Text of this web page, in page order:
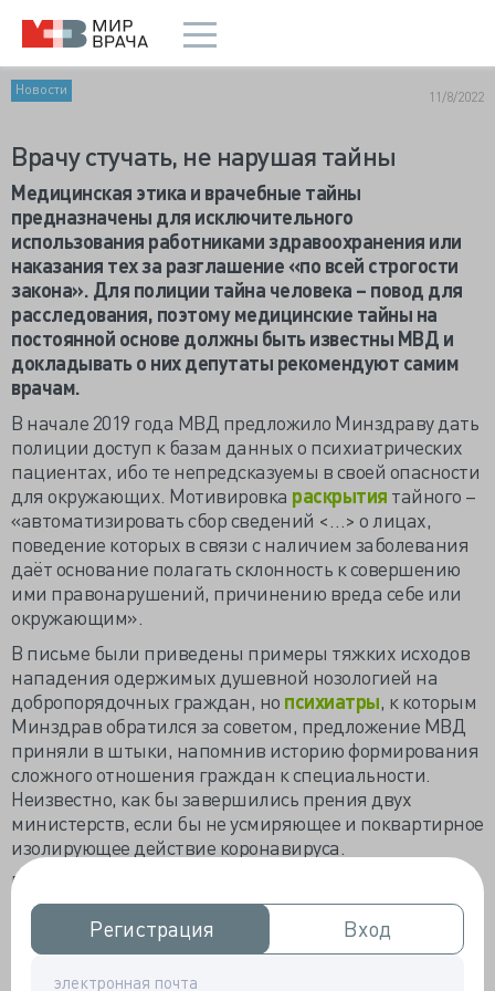
Регистрация
Регистрация Вход
Вход
Новости 11/8/2022
Врачу стучать, не нарушая тайны
Медицинская этика и врачебные тайны
предназначены для исключительного
использования работниками здравоохранения или
наказания тех за разглашение «по всей строгости
закона». Для полиции тайна человека – повод для
расследования, поэтому медицинские тайны на
постоянной основе должны быть известны МВД и
докладывать о них депутаты рекомендуют самим
врачам.
В начале 2019 года МВД предложило Минздраву дать
полиции доступ к базам данных о психиатрических
пациентах, ибо те непредсказуемы в своей опасности
для окружающих. Мотивировка раскрытия тайного –
«автоматизировать сбор сведений <…> о лицах,
поведение которых в связи с наличием заболевания
даёт основание полагать склонность к совершению
ими правонарушений, причинению вреда себе или
окружающим».
В письме были приведены примеры тяжких исходов
нападения одержимых душевной нозологией на
добропорядочных граждан, но психиатры, к которым
Минздрав обратился за советом, предложение МВД
приняли в штыки, напомнив историю формирования
сложного отношения граждан к специальности.
Неизвестно, как бы завершились прения двух
министерств, если бы не усмиряющее и поквартирное
изолирующее действие коронавируса.
После ижевской трагедии нынешней осенью
медицинское сообщество предложило Минздраву
сформировать списочные составы страдающих
душевными болезнями. Практически одновременно
идею высказали глава профильного комитета